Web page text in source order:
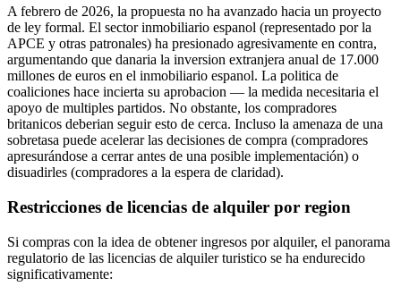
A febrero de 2026, la propuesta no ha avanzado hacia un proyecto
de ley formal. El sector inmobiliario espanol (representado por la
APCE y otras patronales) ha presionado agresivamente en contra,
argumentando que danaria la inversion extranjera anual de 17.000
millones de euros en el inmobiliario espanol. La politica de
coaliciones hace incierta su aprobacion — la medida necesitaria el
apoyo de multiples partidos. No obstante, los compradores
britanicos deberian seguir esto de cerca. Incluso la amenaza de una
sobretasa puede acelerar las decisiones de compra (compradores
apresurándose a cerrar antes de una posible implementación) o
disuadirles (compradores a la espera de claridad).
Restricciones de licencias de alquiler por region
Si compras con la idea de obtener ingresos por alquiler, el panorama
regulatorio de las licencias de alquiler turistico se ha endurecido
significativamente: